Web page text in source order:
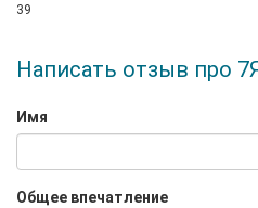
39
Написать отзыв про
Имя
Общее впечатление